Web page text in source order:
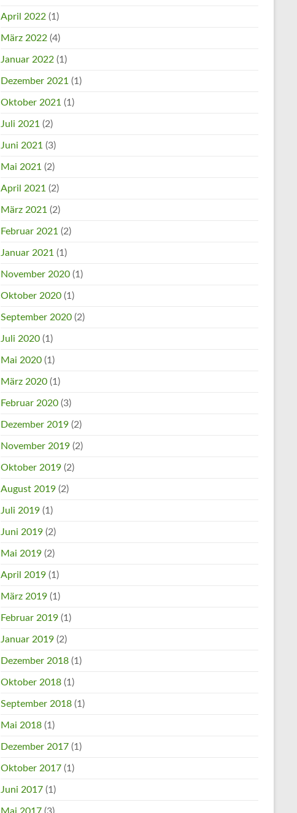
April 2022 (1)
März 2022 (4)
Januar 2022 (1)
Dezember 2021 (1)
Oktober 2021 (1)
Juli 2021 (2)
Juni 2021 (3)
Mai 2021 (2)
April 2021 (2)
März 2021 (2)
Februar 2021 (2)
Januar 2021 (1)
November 2020 (1)
Oktober 2020 (1)
September 2020 (2)
Juli 2020 (1)
Mai 2020 (1)
März 2020 (1)
Februar 2020 (3)
Dezember 2019 (2)
November 2019 (2)
Oktober 2019 (2)
August 2019 (2)
Juli 2019 (1)
Juni 2019 (2)
Mai 2019 (2)
April 2019 (1)
März 2019 (1)
Februar 2019 (1)
Januar 2019 (2)
Dezember 2018 (1)
Oktober 2018 (1)
September 2018 (1)
Mai 2018 (1)
Dezember 2017 (1)
Oktober 2017 (1)
Juni 2017 (1)